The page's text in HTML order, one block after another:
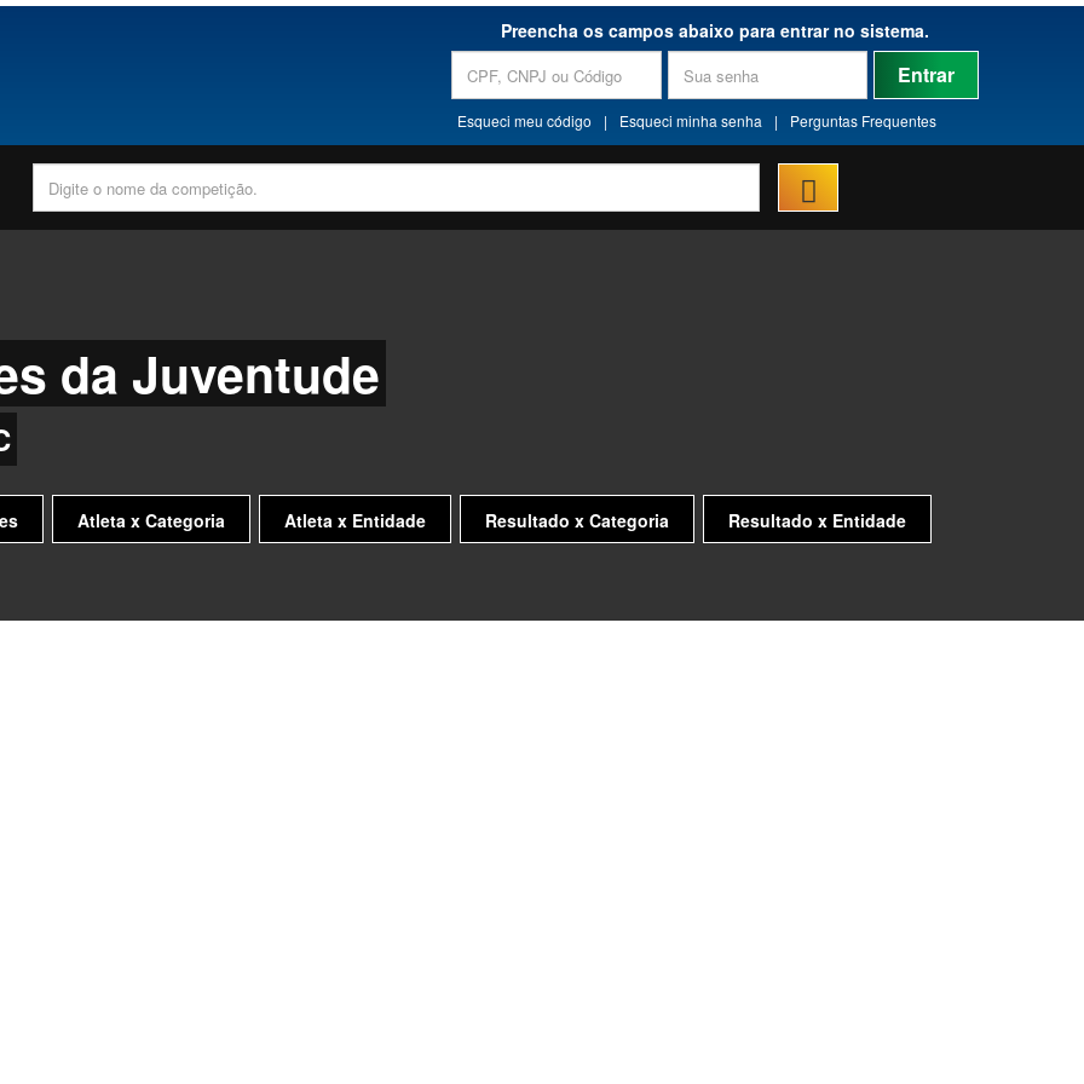
Preencha os campos abaixo para entrar no sistema.
Entrar
Esqueci meu código | Esqueci minha senha | Perguntas Frequentes
da Juventude
Atleta x Categoria Atleta x Entidade Resultado x Categoria
Resultado x Entidade